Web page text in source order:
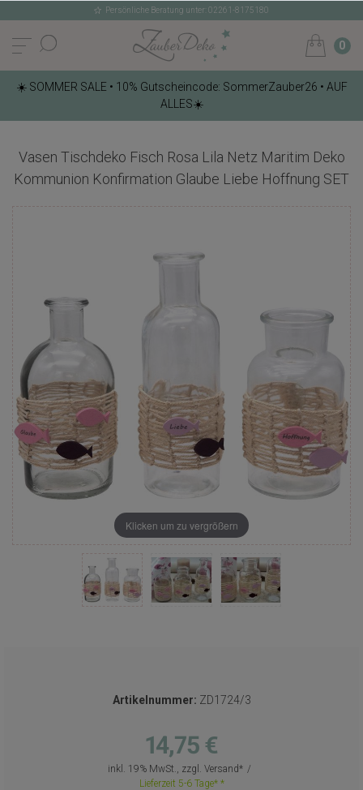
Persönliche Beratung unter: 02261-8175180
0
☀️ SOMMER SALE • 10% Gutscheincode: SommerZauber26 • AUF
ALLES☀️
Vasen Tischdeko Fisch Rosa Lila Netz Maritim Deko
Kommunion Konfirmation Glaube Liebe Hoffnung SET
Klicken um zu vergrößern
Artikelnummer: ZD1724/3
14,75 €
inkl. 19% MwSt., zzgl. Versand
Lieferzeit 5-6 Tage*